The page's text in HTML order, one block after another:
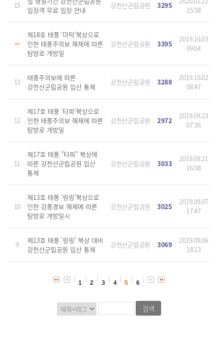
15
입장객 무료 입장 안내
강천산군립공원 3295
15:38
>>
제18호 태풍 ‘미탁’북상으로
인한 태풍주의보 해제에 따른
탐방로 개방일
강천산군립공원 3395
2019.10.03
09:04
13
태풍주의보에 따른
강천산군립공원 입산 통제
강천산군립공원 3288
2019.10.02
08:47
12
제17호 태풍 ‘타파’북상으로
인한 태풍주의보 해제에 따른
탐방로 개방일
강천산군립공원 2972
2019.09.23
07:36
11
제17호 태풍 "타파" 북상에
따른 강천산군립공원 입산
통제
강천산군립공원 3033
2019.09.21
16:38
10
제13호 태풍 ‘링링’북상으로
인한 강풍경보 해제에 따른
탐방로 개방일시
강천산군립공원 3025
2019.09.07
17:47
9
제13호 태풍 '링링' 북상 대비
강천산군립공원 입산 통제
강천산군립공원 3069
2019.09.06
18:13
1 2 3 4 5 6